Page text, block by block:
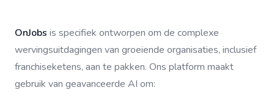
OnJobs is specifiek ontworpen om de complexe
wervingsuitdagingen van groeiende organisaties, inclusief
franchiseketens, aan te pakken. Ons platform maakt
gebruik van geavanceerde AI om: